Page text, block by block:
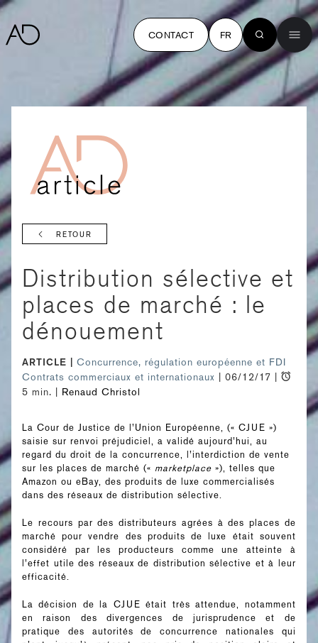
CONTACT FR
RETOUR
Distribution sélective et
places de marché : le
dénouement
ARTICLE
Concurrence, régulation européenne et FDI
Contrats commerciaux et internationaux
| 06/12/17 |
5 min. | Renaud Christol
La Cour de Justice de l’Union Européenne, (« CJUE »)
saisie sur renvoi préjudiciel, a validé aujourd’hui, au
regard du droit de la concurrence, l’interdiction de vente
sur les places de marché (« marketplace »), telles que
Amazon ou eBay, des produits de luxe commercialisés
dans des réseaux de distribution sélective.
Le recours par des distributeurs agrées à des places de
marché pour vendre des produits de luxe était souvent
considéré par les producteurs comme une atteinte à
l’effet utile des réseaux de distribution sélective et à leur
efficacité.
La décision de la CJUE était très attendue, notamment
en raison des divergences de jurisprudence et de
pratique des autorités de concurrence nationales qui